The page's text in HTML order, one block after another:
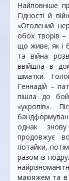
Найповніше
Гідності й
«Оголений
обох творів –
що живе, як і
та війна
ввійшла в
шматки.
Геннадій –
пішла до
«укропів».
однак
продовжує
потайки, потім
разом із
макіяжем та